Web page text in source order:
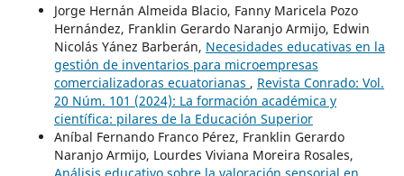
Jorge Hernán Almeida Blacio, Fanny Maricela Pozo
Hernández, Franklin Gerardo Naranjo Armijo, Edwin
Nicolás Yánez Barberán, Necesidades educativas en la
gestión de inventarios para microempresas
comercializadoras ecuatorianas , Revista Conrado: Vol.
20 Núm. 101 (2024): La formación académica y
científica: pilares de la Educación Superior
Aníbal Fernando Franco Pérez, Franklin Gerardo
Naranjo Armijo, Lourdes Viviana Moreira Rosales,
Análisis educativo sobre la valoración sensorial en